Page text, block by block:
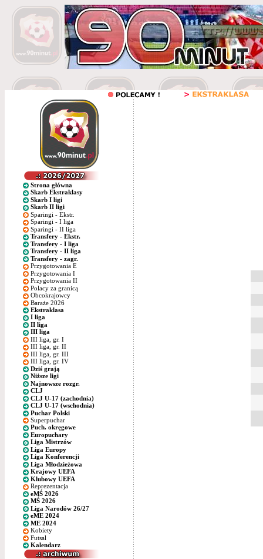
Strona główna
Skarb Ekstraklasy
Skarb I ligi
Skarb II ligi
Sparingi - Ekstr.
Sparingi - I liga
Sparingi - II liga
Transfery - Ekstr.
Transfery - I liga
Transfery - II liga
Transfery - zagr.
Przygotowania E
Przygotowania I
Przygotowania II
Polacy za granicą
Obcokrajowcy
Baraże 2026
Ekstraklasa
I liga
II liga
III liga
III liga, gr. I
III liga, gr. II
III liga, gr. III
III liga, gr. IV
Dziś grają
Niższe ligi
Najnowsze rozgr.
CLJ
CLJ U-17 (zachodnia)
CLJ U-17 (wschodnia)
Puchar Polski
Superpuchar
Puch. okręgowe
Europuchary
Liga Mistrzów
Liga Europy
Liga Konferencji
Liga Młodzieżowa
Krajowy UEFA
Klubowy UEFA
Reprezentacja
eMŚ 2026
MŚ 2026
Liga Narodów 26/27
eME 2024
ME 2024
Kobiety
Futsal
Kalendarz